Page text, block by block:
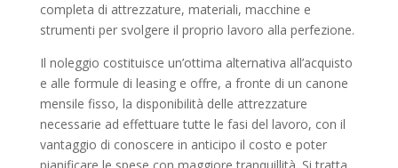
completa di attrezzature, materiali, macchine e
strumenti per svolgere il proprio lavoro alla perfezione.
Il noleggio costituisce un’ottima alternativa all’acquisto
e alle formule di leasing e offre, a fronte di un canone
mensile fisso, la disponibilità delle attrezzature
necessarie ad effettuare tutte le fasi del lavoro, con il
vantaggio di conoscere in anticipo il costo e poter